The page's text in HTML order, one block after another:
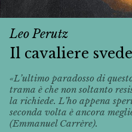
Leo Perutz
Il cavaliere
«L’ultimo paradosso di
trama è che non soltanto
la richiede. L’ho appena
seconda volta è ancora
(Emmanuel Carrère).